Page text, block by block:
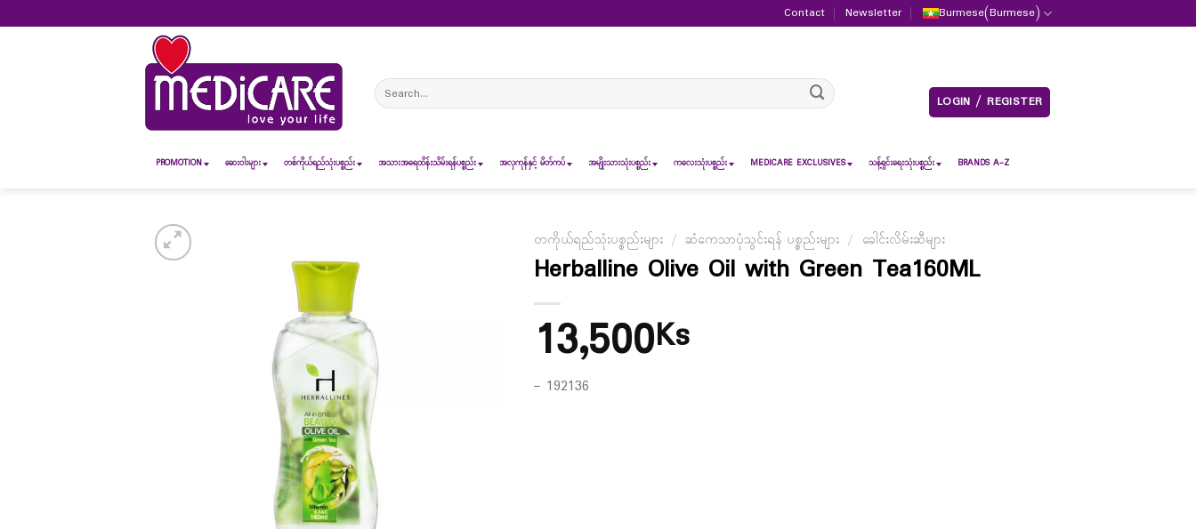
to
Contact Newsletter Burmese(Burmese)
Search
for:
LOGIN / REGISTER
PROMOTION ဆေး၀ါးများ တစ်ကိုယ်ရည်သုံးပစ္စည်း အသားအရေထိန်းသိမ်းရန်ပစ္စည်း အလှကုန်နှင့် မိတ်ကပ် အမျိုးသားသုံးပစ္စည်း ကလေးသုံးပစ္စည်း MEDICARE EXCLUSIVES သန့်ရှင်းရေးသုံးပစ္စည်း BRANDS A-Z
တကိုယ်ရည်သုံးပစ္စည်းများ / ဆံကေသာပုံသွင်းရန် ပစ္စည်းများ / ခေါင်းလိမ်းဆီများ
Herballine Olive Oil with Green Tea160ML
13,500Ks
– 192136